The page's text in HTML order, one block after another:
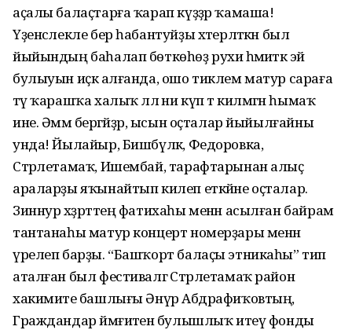
аҫалы балаҫтарға ҡарап күҙҙәр ҡамаша!
Үҙенсәлекле бер һабантуйҙы хәтерләткән был
йыйындың баһалап бөткөһөҙ рухи әһәмиәткә эйә
булыуын иҫкә алғанда, ошо тиклем матур сараға
тәү ҡарашҡа халыҡ әллә ни күп тә килмәгән һымаҡ
ине. Әммә берәгәйҙәр, ысын оҫталар йыйылғайны
унда! Йылайыр, Бишбүләк, Федоровка,
Стәрлетамаҡ, Ишембай, тарафтарынан алыҫ
араларҙы яҡынайтып килеп еткәйне оҫталар.
Зиннур хәҙрәттең фатихаһы менән асылған байрам
тантанаһы матур концерт номерҙары менән
үрелеп барҙы. “Башҡорт балаҫы этникаһы” тип
аталған был фестивалгә Стәрлетамаҡ район
хакимиәте башлығы Әнүәр Абдрафиҡовтың,
Граждандар йәмғиәтенә булышлыҡ итеү фонды